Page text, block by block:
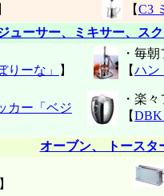
【C3
ューサー、ミキサー、ス
ーな」 】
・毎
【ハン
カー「ベジ
・楽
【DBK
オーブン、 トースタ
】